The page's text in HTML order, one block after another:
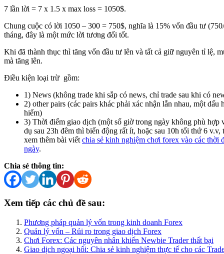
7 lần lời = 7 x 1.5 x max loss = 1050$.
Chung cuộc có lời 1050 – 300 = 750$, nghĩa là 15% vốn đầu tư
tháng, đây là một mức lời tương đối tốt.
Khi đã thành thục thì tăng vốn đầu tư lên và tất cả giữ nguyên tỉ lệ,
mà tăng lên.
Điều kiện loại trừ gồm:
1) News (không trade khi sắp có news, chỉ trade sau khi có
2) other pairs (các pairs khác phải xác nhận lẫn nhau, một dấu
hiểm)
3) Thời điểm giao dịch (một số giờ trong ngày không phù hợp
dụ sau 23h đêm thì biến động rất ít, hoặc sau 10h tối thứ 6
xem thêm bài viết chia sẻ kinh nghiệm chơi forex vào các thời
ngày.
Chia sẻ thông tin:
Xem tiếp các chủ đề sau:
Phương pháp quản lý vốn trong kinh doanh Forex
Quản lý vốn – Rủi ro trong giao dịch Forex
Chơi Forex: Các nguyên nhân khiến Newbie Trader thất bại
Giao dịch ngoại hối: Chia sẻ kinh nghiệm thực tế cho các